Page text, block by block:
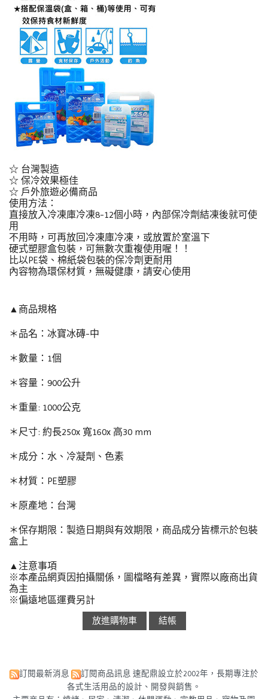
☆ 台灣製造
☆ 保冷效果極佳
☆ 戶外旅遊必備商品
使用方法：
直接放入冷凍庫冷凍8-12個小時，內部保冷劑結凍後就可使
用
不用時，可再放回冷凍庫冷凍，或放置於室溫下
硬式塑膠盒包裝，可無數次重複使用喔！！
比以PE袋、棉紙袋包裝的保冷劑更耐用
內容物為環保材質，無礙健康，請安心使用
▲商品規格
＊品名：冰寶冰磚-中
＊數量：1個
＊容量：900公升
＊重量: 1000公克
＊尺寸: 約長250x 寬160x 高30 mm
＊成分：水、冷凝劑、色素
＊材質：PE塑膠
＊原產地：台灣
＊保存期限：製造日期與有效期限，商品成分皆標示於包裝
盒上
▲注意事項
※本產品網頁因拍攝關係，圖檔略有差異，實際以廠商出貨
為主
※偏遠地區運費另計
訂閱最新消息 訂閱商品訊息 速配鼎設立於2002年，長期專注於
各式生活用品的設計、開發與銷售。